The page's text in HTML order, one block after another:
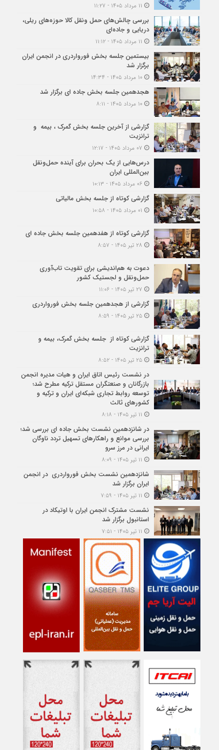
بررسی چالش‌های حمل ونقل کالا حوزه‌های ریلی،
دریایی و جاده‌ای
بیستمین جلسه بخش فورواردری در انجمن ایران
برگزار شد
۱۰ مرداد ۱۴۰۵ - ۱۴:۳۴
هجدهمین جلسه بخش جاده ای برگزار شد
۱۰ مرداد ۱۴۰۵ - ۸:۱۱
گزارشی از آخرین جلسه بخش گمرک ، بیمه و
ترانزیت
درس‌هایی از یک بحران برای آینده حمل‌ونقل
بین‌المللی ایران
گزارشی کوتاه از جلسه بخش مالیاتی
گزارشی کوتاه از هفدهمین جلسه بخش جاده ای
دعوت به هم‌اندیشی برای تقویت تاب‌آوری
حمل‌ونقل و لجستیک کشور
گزارشی از هجدهمین جلسه بخش فورواردری
۲۵ تیر ۱۴۰۵ - ۸:۵۹
گزارشی کوتاه از جلسه بخش گمرک، بیمه و
ترانزیت
۲۵ تیر ۱۴۰۵ - ۸:۵۲
در نشست رئیس اتاق ایران و هیات مدیره انجمن
بازرگانان و صنعتگران مستقل ترکیه مطرح شد؛
توسعه روابط تجاری شبکه‌ای ایران و ترکیه و
کشورهای ثالث
در شانزدهمین نشست بخش جاده ای بررسی شد؛
بررسی موانع و راهکارهای تسهیل تردد ناوگان
ایرانی در مرز سرو
شانزدهمین نشست بخش فورواردری در انجمن
ایران برگزار شد
نشست مشترک انجمن ایران با اوتیکاد در
استانبول برگزار شد